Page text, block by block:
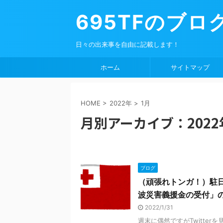
695TFのブロ
日々の出来事を自由に記載します！
ホーム サイトマップ
HOME > 2022年 > 1月
月別アーカイブ：
ブログ
（頑張れトンガ！）
波災害義援金の受付」
2022/1/31
週末に偶然ですがTwitterを